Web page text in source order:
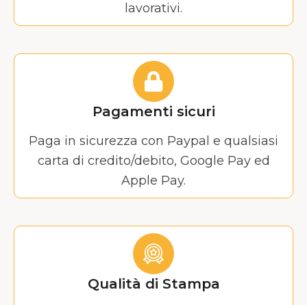
lavorativi.
Pagamenti sicuri
Paga in sicurezza con Paypal e qualsiasi
carta di credito/debito, Google Pay ed
Apple Pay.
Qualità di Stampa